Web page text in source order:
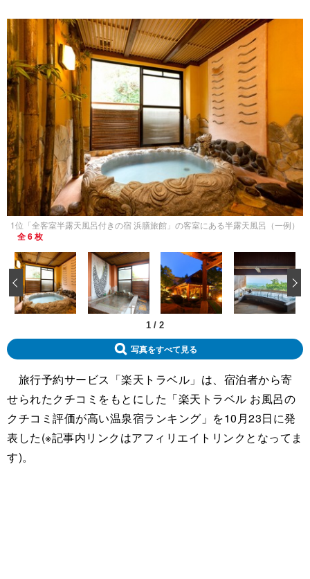
1位「全客室半露天風呂付きの宿 浜膳旅館」の客室にある半露天風呂（一例）
全 6 枚
1 / 2
‹
写真をすべて見る
旅行予約サービス「楽天トラベル」は、宿泊者から寄
せられたクチコミをもとにした「楽天トラベル お風呂の
クチコミ評価が高い温泉宿ランキング」を10月23日に発
表した(※記事内リンクはアフィリエイトリンクとなってま
す)。